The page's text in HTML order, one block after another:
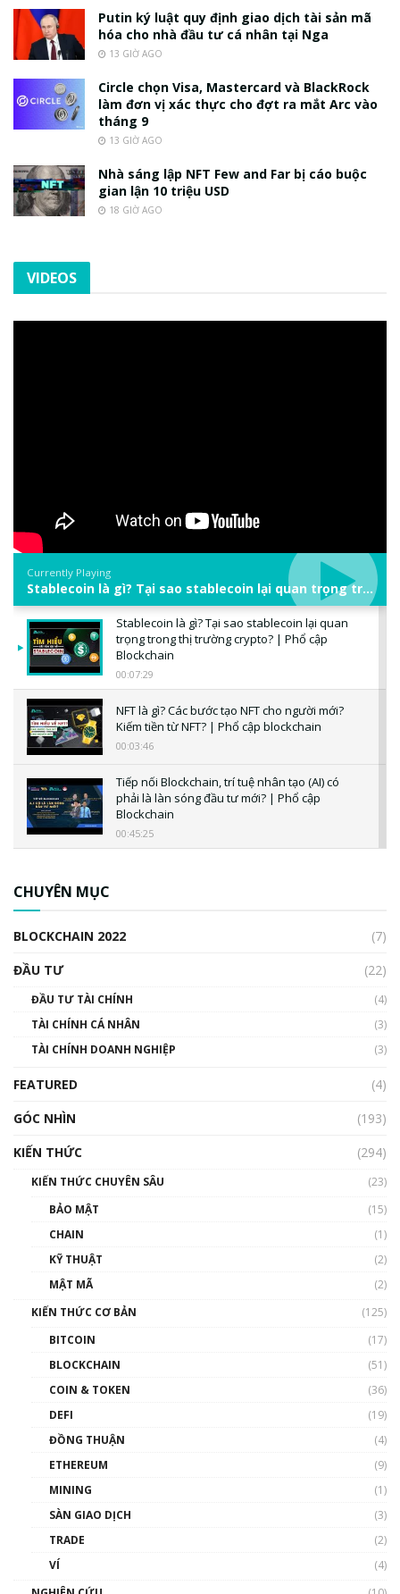
Putin ký luật quy định giao dịch tài sản mã
hóa cho nhà đầu tư cá nhân tại Nga
13 GIỜ AGO
Circle chọn Visa, Mastercard và BlackRock
làm đơn vị xác thực cho đợt ra mắt Arc vào
tháng 9
13 GIỜ AGO
Nhà sáng lập NFT Few and Far bị cáo buộc
gian lận 10 triệu USD
18 GIỜ AGO
VIDEOS
Currently Playing
Stablecoin là gì? Tại sao stablecoin lại quan trọng trong thị trường crypto? | Phổ cập Blockchain
Stablecoin là gì? Tại sao stablecoin lại quan
trọng trong thị trường crypto? | Phổ cập
Blockchain
00:07:29
NFT là gì? Các bước tạo NFT cho người mới?
Kiếm tiền từ NFT? | Phổ cập blockchain
00:03:46
Tiếp nối Blockchain, trí tuệ nhân tạo (AI) có
phải là làn sóng đầu tư mới? | Phổ cập
Blockchain
00:45:25
00:02:14
Nhìn lại năm 2022: Những sự kiện ảnh hưởng
đến hệ sinh thái tiền mã hoá | Phổ cập
00:43:47
như thể nào?
00:39:31
Phổ cập Blockchain
thống & Crypto qua các cuộc chiến | Phổ cập
CHUYÊN MỤC
BLOCKCHAIN 2022
(7)
ĐẦU TƯ
(22)
ĐẦU TƯ TÀI CHÍNH
(4)
TÀI CHÍNH CÁ NHÂN
(3)
TÀI CHÍNH DOANH NGHIỆP
(3)
FEATURED
(4)
GÓC NHÌN
(193)
KIẾN THỨC
(294)
KIẾN THỨC CHUYÊN SÂU
(23)
BẢO MẬT
(15)
CHAIN
(1)
KỸ THUẬT
(2)
MẬT MÃ
(2)
KIẾN THỨC CƠ BẢN
(125)
BITCOIN
(17)
BLOCKCHAIN
(51)
COIN & TOKEN
(36)
DEFI
(19)
ĐỒNG THUẬN
(4)
ETHEREUM
(9)
MINING
(1)
SÀN GIAO DỊCH
(3)
TRADE
(2)
VÍ
(4)